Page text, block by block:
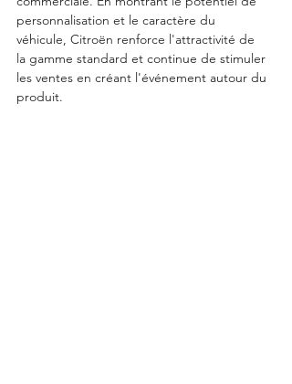
personnalisation et le caractère du
véhicule, Citroën renforce l'attractivité de
la gamme standard et continue de stimuler
les ventes en créant l'événement autour du
produit.